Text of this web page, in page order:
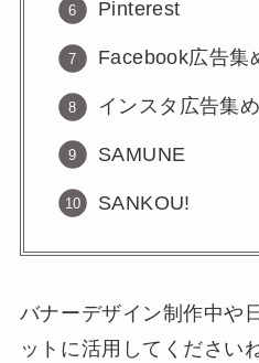
Pinterest
Facebook広告集
インスタ広告集
SAMUNE
SANKOU!
バナーデザイン制作中や
ットに活用してください